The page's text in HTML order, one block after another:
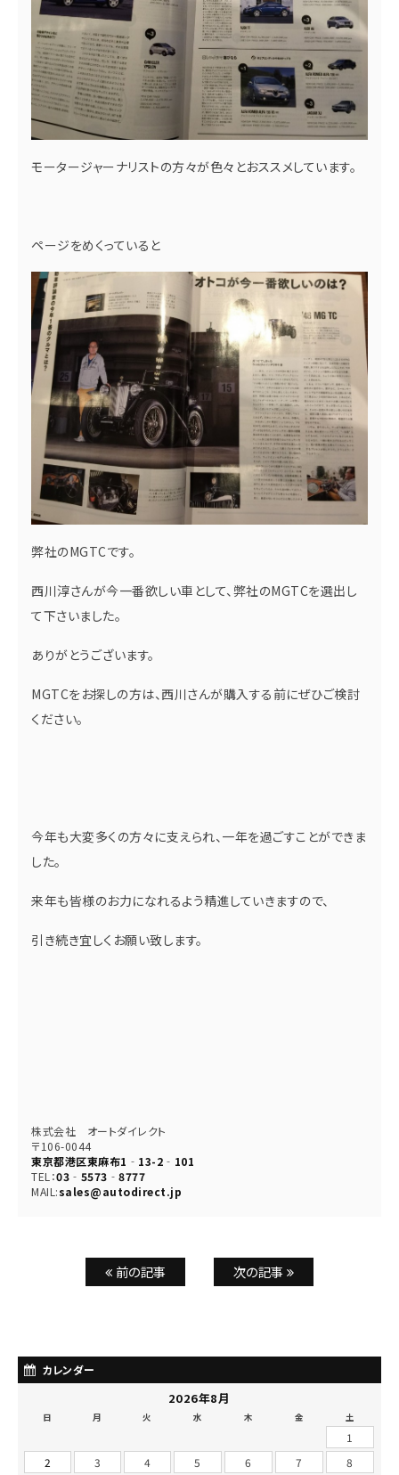
モータージャーナリストの方々が色々とおススメしています。
ページをめくっていると
弊社のMGTCです。
西川淳さんが今一番欲しい車として、弊社のMGTCを選出し
て下さいました。
ありがとうございます。
MGTCをお探しの方は、西川さんが購入する前にぜひご検討
ください。
今年も大変多くの方々に支えられ、一年を過ごすことができま
した。
来年も皆様のお力になれるよう精進していきますので、
引き続き宜しくお願い致します。
株式会社 オートダイレクト
〒106-0044
東京都港区東麻布1‐13-2‐101
TEL：03‐5573‐8777
MAIL:sales@autodirect.jp
前の記事 次の記事
カレンダー
2026年8月
日 月 火 水 木 金 土
1
2
3 4 5 6 7
8